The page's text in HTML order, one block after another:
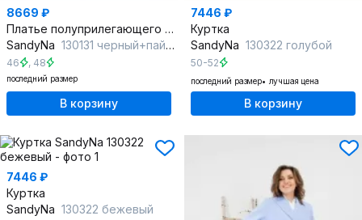
8669 ₽
Платье полуприлегающего силуэта с запахом и поясом
SandyNa 130131 черный+пайетки
46 , 48
последний размер
В корзину
7446 ₽
Куртка
SandyNa 130322 голубой
50-52
последний размер лучшая цена
В корзину
7446 ₽
Куртка
SandyNa 130322 бежевый